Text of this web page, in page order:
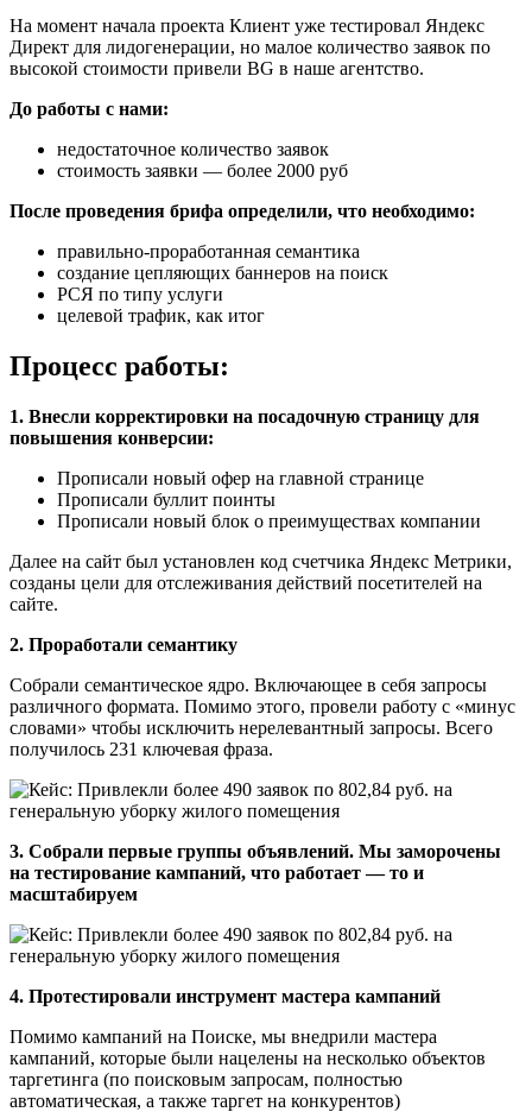
На момент начала проекта Клиент уже тестировал Яндекс
Директ для лидогенерации, но малое количество заявок по
высокой стоимости привели BG в наше агентство.
До работы с нами:
недостаточное количество заявок
стоимость заявки — более 2000 руб
После проведения брифа определили, что необходимо:
правильно-проработанная семантика
создание цепляющих баннеров на поиск
РСЯ по типу услуги
целевой трафик, как итог
Процесс работы:
1. Внесли корректировки на посадочную страницу для
повышения конверсии:
Прописали новый офер на главной странице
Прописали буллит поинты
Прописали новый блок о преимуществах компании
Далее на сайт был установлен код счетчика Яндекс Метрики,
созданы цели для отслеживания действий посетителей на
сайте.
2. Проработали семантику
Собрали семантическое ядро. Включающее в себя запросы
различного формата. Помимо этого, провели работу с «минус
словами» чтобы исключить нерелевантный запросы. Всего
получилось 231 ключевая фраза.
3. Собрали первые группы объявлений. Мы заморочены
на тестирование кампаний, что работает — то и
масштабируем
4. Протестировали инструмент мастера кампаний
Помимо кампаний на Поиске, мы внедрили мастера
кампаний, которые были нацелены на несколько объектов
таргетинга (по поисковым запросам, полностью
автоматическая, а также таргет на конкурентов)